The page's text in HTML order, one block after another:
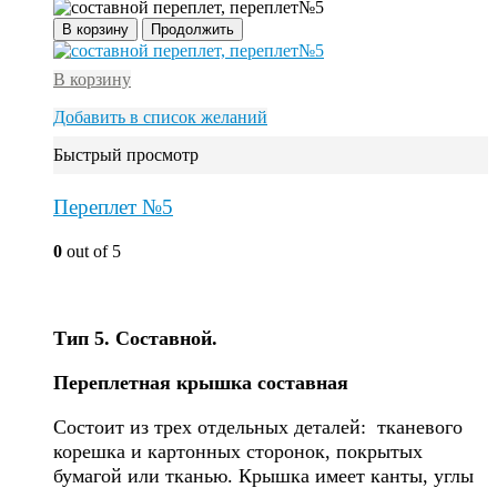
В корзину Продолжить
В корзину
Добавить в список желаний
Быстрый просмотр
Переплет №5
0 out of 5
Тип 5. Составной.
Переплетная крышка составная
Состоит из трех отдельных деталей: тканевого
корешка и картонных сторонок, покрытых
бумагой или тканью. Крышка имеет канты, углы